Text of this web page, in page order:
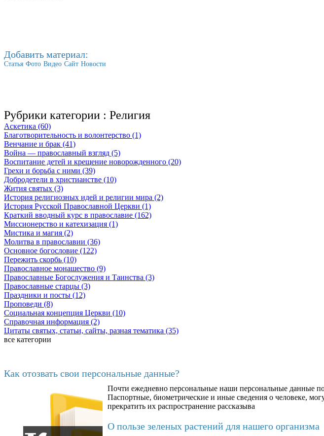
Добавить материал:
Статья Фото Видео Сайт Новости
Рубрики категории : Религия
Аскетика (60)
Благотворительность и волонтерство (1)
Венчание и брак (41)
Война — православный взгляд (5)
Воспитание детей и крещение новорожденного (20)
Грехи и борьба с ними (39)
Добродетели в христианстве (10)
Жития святых (3)
История религиозных идей и религии мира (2)
История Русской Православной Церкви (1)
Краткий вводный курс в православие (162)
Миссионерство и катехизация (1)
Мистика и магия (2)
Молитва в православии (36)
Основное богословие (122)
Пережить скорбь (10)
Православное монашество (9)
Православные Богослужения и Таинства (3)
Православные старцы (3)
Праздники и посты (12)
Проповеди (8)
Социальная концепция Церкви (10)
Справочная информация (2)
Цитаты святых, статьи, сайты, разная тематика (35)
все категории
Как отозвать свои персональные данные?
Почти ежедневно персональные наши персональные данные
Паспортные, биометрические и иные сведения о человеке,
прекратить их распространение рассказыва
О пользе зеленых растений для нашего организма